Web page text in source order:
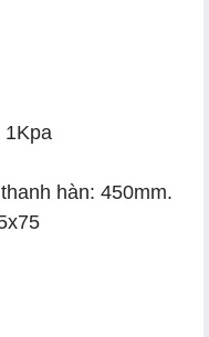
1Kpa
hàn: 450mm.